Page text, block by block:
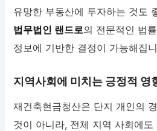
유망한 부동산에 투자하는 것도
법무법인 랜드로의 전문적인 법
정보에 기반한 결정이 가능해집
지역사회에 미치는 긍정적 영
재건축현금청산은 단지 개인의
것이 아니라, 전체 지역 사회에도